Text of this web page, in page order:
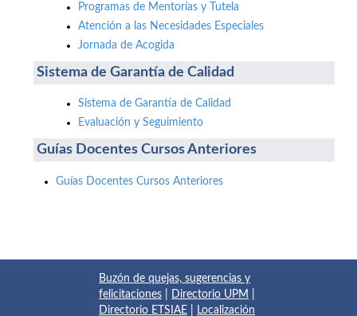
Programas de Mentorías y Tutela
Atención a las Necesidades Especiales
Jornada de Acogida
Sistema de Garantía de Calidad
Sistema de Garantía de Calidad
Evaluación y Seguimiento
Guías Docentes Cursos Anteriores
Guías Docentes Cursos Anteriores
Buzón de quejas, sugerencias y
felicitaciones
Directorio UPM
Directorio ETSIAE
Localización